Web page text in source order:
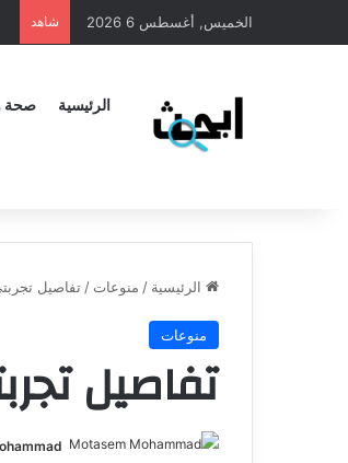
الخميس, أغسطس 6 2026 شاهد
الرئيسية صحة
الرئيسية / منوعات / تفاصيل
منوعات
تفاصيل